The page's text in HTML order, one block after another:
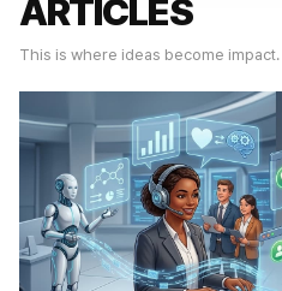
ARTICLES
This is where ideas become impact.